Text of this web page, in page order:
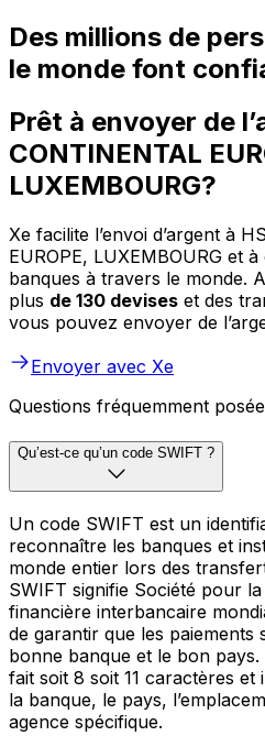
Des millions de
le monde font
Prêt à envoyer de
CONTINENTAL
LUXEMBOURG?
Xe facilite l’envoi d’argent à
EUROPE, LUXEMBOURG et à
banques à travers le monde.
plus de 130 devises et des
vous pouvez envoyer de
Envoyer avec Xe
Questions fréquemment
Qu’est-ce qu’un code SWIFT ?
Un code SWIFT est un
reconnaître les banques et
monde entier lors des
SWIFT signifie Société pour
financière interbancaire
de garantir que les paiements
bonne banque et le bon
fait soit 8 soit 11 caractères
la banque, le pays,
agence spécifique.